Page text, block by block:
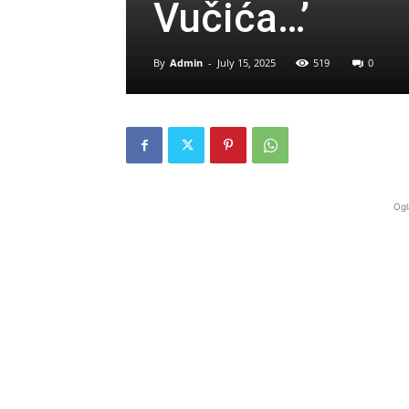
Vučića…’
By Admin - July 15, 2025 519 0